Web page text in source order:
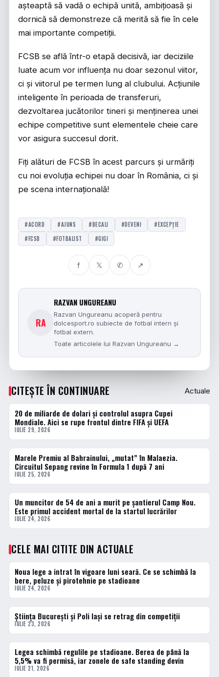
așteaptă să vadă o echipă unită, ambițioasă și
dornică să demonstreze că merită să fie în cele
mai importante competiții.
FCSB se află într-o etapă decisivă, iar deciziile
luate acum vor influența nu doar sezonul viitor,
ci și viitorul pe termen lung al clubului. Acțiunile
inteligente în perioada de transferuri,
dezvoltarea jucătorilor tineri și menținerea unei
echipe competitive sunt elementele cheie care
vor asigura succesul dorit.
Fiți alături de FCSB în acest parcurs și urmăriți
cu noi evoluția echipei nu doar în România, ci și
pe scena internațională!
#ACORD #AJUNS #BECALI #DEVENI
#EXCEPȚIE
#FCSB
#FOTBALIST #GIGI
f 𝕏 ✆ ↗
RA
RAZVAN UNGUREANU
Razvan Ungureanu acoperă pentru
dolcesport.ro subiecte de fotbal intern și
fotbal extern.
Toate articolele lui Razvan Ungureanu →
CITEȘTE ÎN CONTINUARE Actuale
ACTUALE
20 de miliarde de dolari și controlul asupra Cupei
Mondiale. Aici se rupe frontul dintre FIFA și UEFA
IULIE 29, 2026
ACTUALE
Marele Premiu al Bahrainului, „mutat” în Malaezia.
Circuitul Sepang revine în Formula 1 după 7 ani
IULIE 25, 2026
ACTUALE
Un muncitor de 54 de ani a murit pe șantierul Camp Nou.
Este primul accident mortal de la startul lucrărilor
IULIE 24, 2026
CELE MAI CITITE DIN ACTUALE
1 · TOP
Noua lege a intrat în vigoare luni seară. Ce se schimbă la
bere, peluze și pirotehnie pe stadioane
IULIE 24, 2026
2 · TOP
Știința București și Poli Iași se retrag din competiții
IULIE 23, 2026
3 · TOP
Legea schimbă regulile pe stadioane. Berea de până la
5,5% va fi permisă, iar zonele de safe standing devin
IULIE 21, 2026